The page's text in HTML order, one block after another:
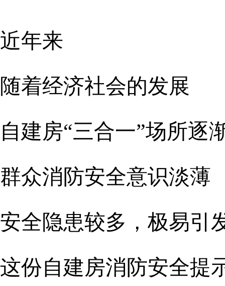
近年来
随着经济社会的发展
自建房“三合一”场所逐
群众消防安全意识淡薄
安全隐患较多，极易引
这份自建房消防安全提